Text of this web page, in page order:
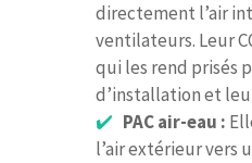
directement l’air
ventilateurs. Leur
qui les rend prisés
d’installation et
PAC air-eau :
l’air extérieur vers